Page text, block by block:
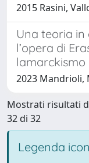
2015 Rasini,
Una teoria
l’opera di
lamarckismo
2023 Mandrioli,
Mostrati risultati
32 di 32
Legenda